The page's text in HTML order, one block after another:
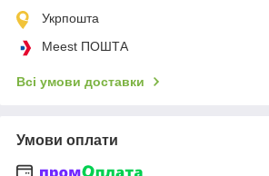
Укрпошта
Meest ПОШТА
Всі умови доставки
Умови оплати